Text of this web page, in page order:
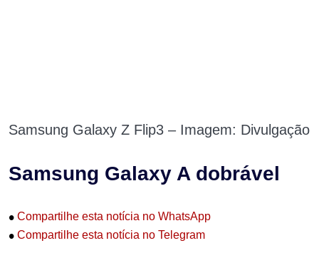
Samsung Galaxy Z Flip3 – Imagem: Divulgação
Samsung Galaxy A dobrável
• Compartilhe esta notícia no WhatsApp
• Compartilhe esta notícia no Telegram